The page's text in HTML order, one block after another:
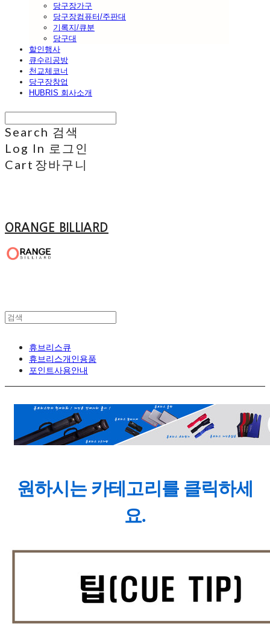
당구장가구
당구장컴퓨터/주판대
기록지/큐분
당구대
할인행사
큐수리공방
천교체코너
당구장창업
HUBRIS 회사소개
Search 검색
Log In 로그인
Cart 장바구니
ORANGE BILLIARD
휴브리스큐
휴브리스개인용품
포인트사용안내
원하시는 카테고리를 클릭하세
요.